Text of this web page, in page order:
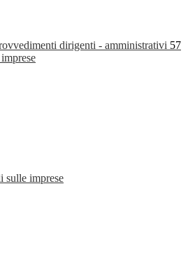
dirigenti - amministrativi 57
sulle imprese